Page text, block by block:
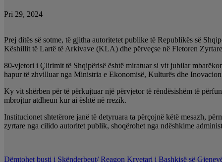
Pri 29, 2024
Prej ditës së sotme, të gjitha autoritetet publike të Republikës së
Këshillit të Lartë të Arkivave (KLA) dhe përveçse në Fletoren
80-vjetori i Çlirimit të Shqipërisë është miratuar si vit jubilar
hapur të zhvilluar nga Ministria e Ekonomisë, Kulturës dhe
Ky vit shërben për të përkujtuar një përvjetor të rëndësishëm të
mbrojtur atdheun kur ai është në rrezik.
Institucionet shtetërore janë të detyruara ta përçojnë këtë mesazh,
zyrtare nga cilido autoritet publik, shoqërohet nga ndëshkime
Dëmtohet busti i Skënderbeut/ Reagon Kryetari i Bashkisë së